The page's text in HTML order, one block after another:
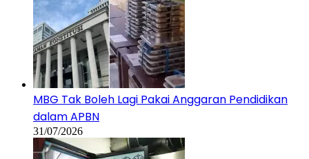
MBG Tak Boleh Lagi Pakai Anggaran Pendidikan
dalam APBN
31/07/2026